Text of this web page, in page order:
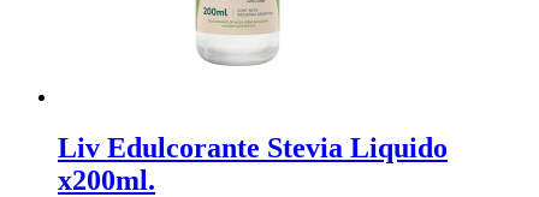
Liv Edulcorante Stevia Liquido
x200ml.